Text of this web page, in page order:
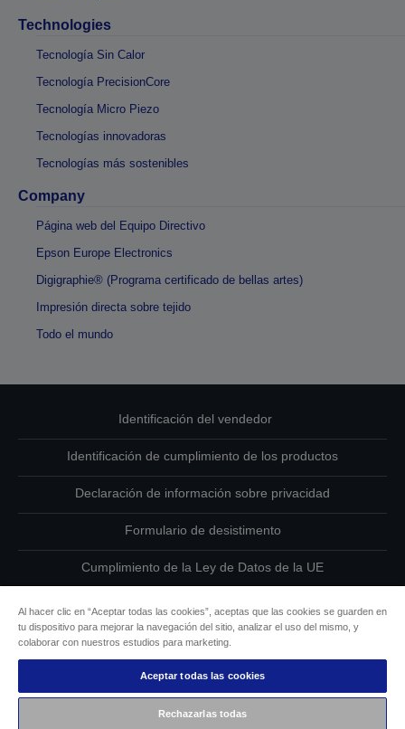
Technologies
Tecnología Sin Calor
Tecnología PrecisionCore
Tecnología Micro Piezo
Tecnologías innovadoras
Tecnologías más sostenibles
Company
Página web del Equipo Directivo
Epson Europe Electronics
Digigraphie® (Programa certificado de bellas artes)
Impresión directa sobre tejido
Todo el mundo
Identificación del vendedor
Identificación de cumplimiento de los productos
Declaración de información sobre privacidad
Formulario de desistimento
Cumplimiento de la Ley de Datos de la UE
Información sobre cookies
Compromiso de accesibilidad de Epson
Al hacer clic en “Aceptar todas las cookies”, aceptas que las cookies se guarden en
tu dispositivo para mejorar la navegación del sitio, analizar el uso del mismo, y
colaborar con nuestros estudios para marketing.
Aceptar todas las cookies
Rechazarlas todas